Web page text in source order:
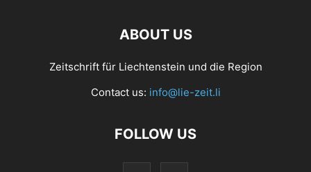
ABOUT US
Zeitschrift für Liechtenstein und die Region
Contact us: info@lie-zeit.li
FOLLOW US